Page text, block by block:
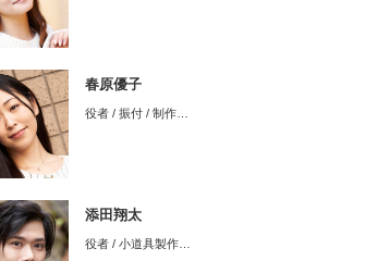
春原優子
役者 / 振付 / 制作…
添田翔太
役者 / 小道具製作…